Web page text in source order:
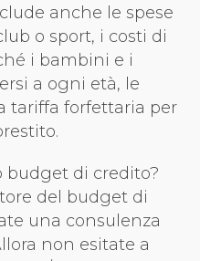
anche le spese
o sport, i costi di
i bambini e i
a ogni età, le
tariffa forfettaria per
budget di credito?
del budget di
una consulenza
non esitate a